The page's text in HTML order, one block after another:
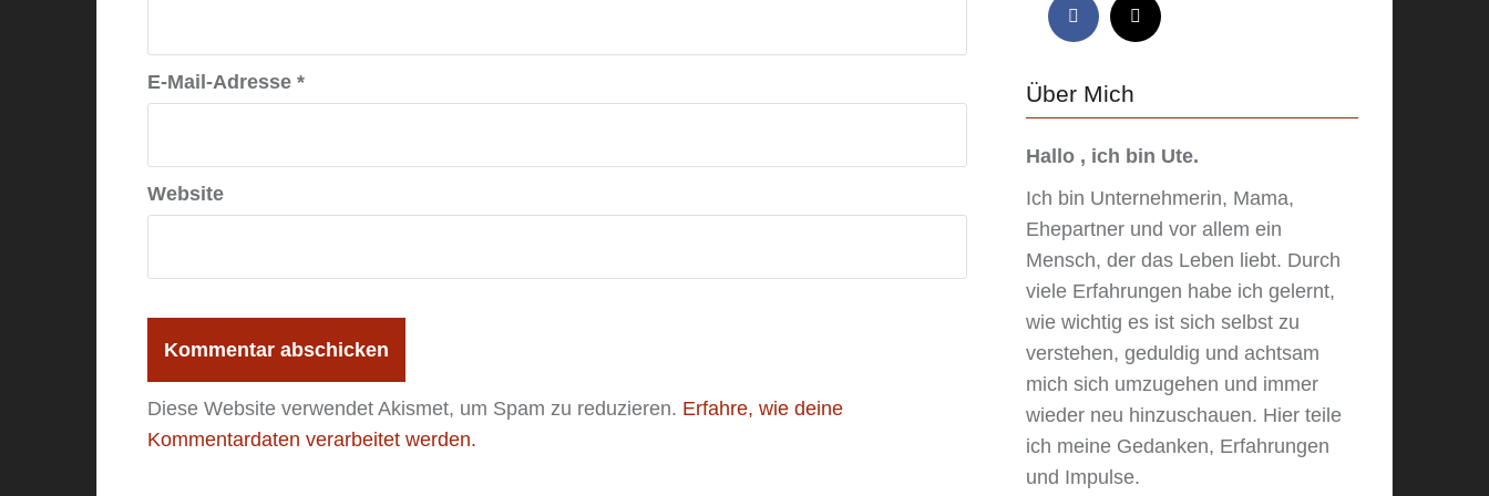
E-Mail-Adresse *
Website
Diese Website verwendet Akismet, um Spam zu reduzieren. Erfahre, wie deine
Kommentardaten verarbeitet werden.
Über Mich
Hallo , ich bin Ute.
Ich bin Unternehmerin, Mama,
Ehepartner und vor allem ein
Mensch, der das Leben liebt. Durch
viele Erfahrungen habe ich gelernt,
wie wichtig es ist sich selbst zu
verstehen, geduldig und achtsam
mich sich umzugehen und immer
wieder neu hinzuschauen. Hier teile
ich meine Gedanken, Erfahrungen
und Impulse.